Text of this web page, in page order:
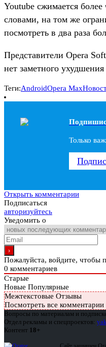
Youtube сжимается
словами, на том же
посмотреть в два раза
Представители Opera
нет заметного ухудшения
Теги:AndroidOpera Max
Только
Открыть комментарии
Подписаться
авторизуйтесь
Уведомить о
Пожалуйста, войдите, чтобы
0 комментариев
Старые
Новые Популярные
Межтекстовые Отзывы
Посмотреть все комментарии
Вопросы по материалам и
Отдел рекламы и спецпроектов:
Контент 18+